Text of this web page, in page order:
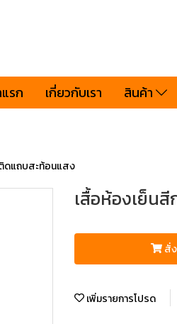
รก เกี่ยวกับเรา สินค้า
ดแถบสะท้อนแสง
เสื้อห้องเย็น
สั่
เพิ่มรายการโปรด